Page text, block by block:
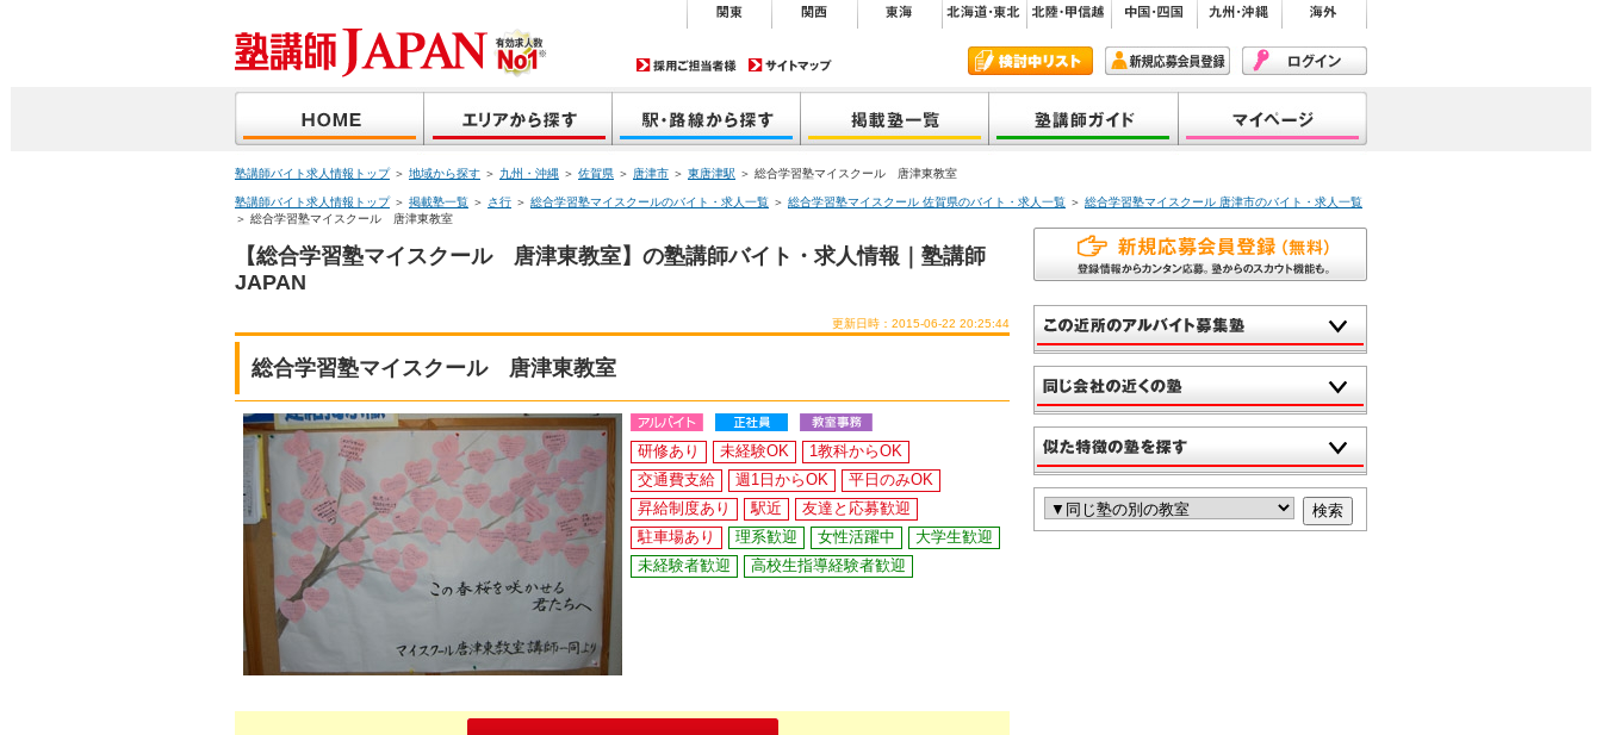
塾講師バイト求人情報トップ＞ 地域から探す ＞ 九州・沖縄 ＞ 佐賀県 ＞ 唐津市 ＞ 東唐津駅 ＞ 総合学習塾マイスクール 唐津東教室
塾講師バイト求人情報トップ＞ 掲載塾一覧 ＞ さ行 ＞ 総合学習塾マイスクールのバイト・求人一覧 ＞ 総合学習塾マイスクール 佐賀県のバイト・求人一覧 ＞ 総合学習塾マイスクール 唐津市のバイト・求人一覧
＞ 総合学習塾マイスクール 唐津東教室
【総合学習塾マイスクール 唐津東教室】の塾講師バイト・求人情報｜塾講師
JAPAN
更新日時：2015-06-22 20:25:44
総合学習塾マイスクール 唐津東教室
研修あり 未経験OK
1教科からOK
交通費支給
週1日からOK
平日のみOK
昇給制度あり
駅近
友達と応募歓迎
駐車場あり
理系歓迎 女性活躍中
大学生歓迎
未経験者歓迎
高校生指導経験者歓迎